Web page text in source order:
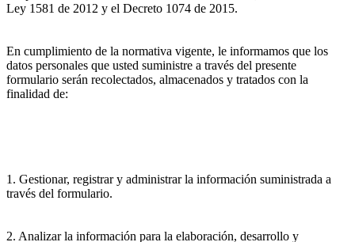
Ley 1581 de 2012 y el Decreto 1074 de 2015.
En cumplimiento de la normativa vigente, le informamos que los
datos personales que usted suministre a través del presente
formulario serán recolectados, almacenados y tratados con la
finalidad de:
1. Gestionar, registrar y administrar la información suministrada a
través del formulario.
2. Analizar la información para la elaboración, desarrollo y